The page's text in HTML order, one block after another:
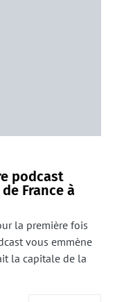
podcast
France à
la première fois
vous emmène
la capitale de la